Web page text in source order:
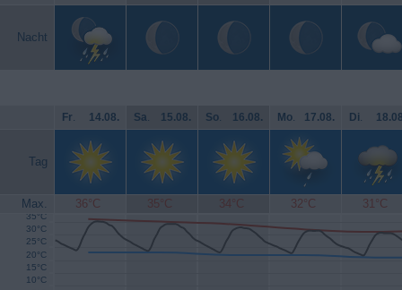
Nacht
Fr. 14.08. Sa. 15.08. So. 16.08. Mo. 17.08. Di.
Tag
Max. 36°C 35°C 34°C 32°C 31°C
10°C
15°C
20°C
25°C
30°C
35°C